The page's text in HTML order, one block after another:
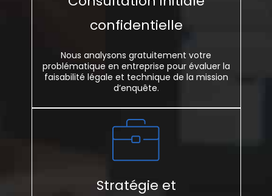
confidentielle
Nous analysons gratuitement votre
problématique en entreprise pour évaluer la
faisabilité légale et technique de la mission
d’enquête.
Stratégie et